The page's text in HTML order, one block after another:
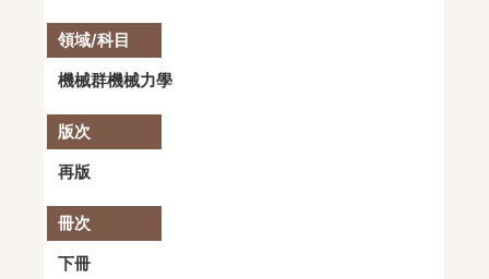
機械群機械力學
再版
下冊